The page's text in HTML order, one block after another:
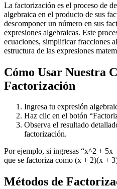
La factorización es el proceso de
algebraica en el producto de sus
descomponer un número en sus
expresiones algebraicas. Este
ecuaciones, simplificar fracciones
estructura de las expresiones
Cómo Usar Nuestra
Factorización
Ingresa tu expresión
Haz clic en el botón
Observa el resultado
factorización.
Por ejemplo, si ingresas “x^2 + 5x
que se factoriza como (x + 2)(x +
Métodos de